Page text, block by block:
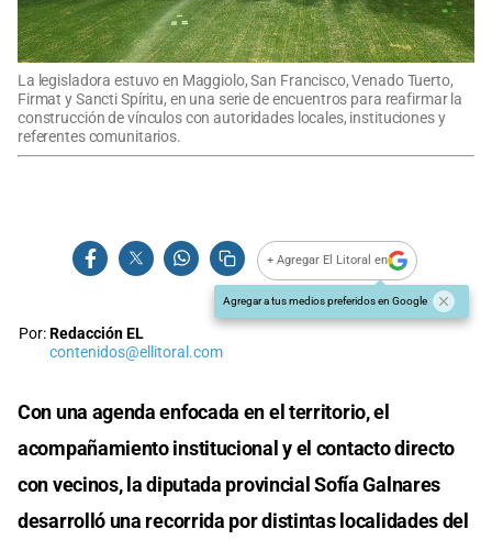
La legisladora estuvo en Maggiolo, San Francisco, Venado Tuerto,
Firmat y Sancti Spíritu, en una serie de encuentros para reafirmar la
construcción de vínculos con autoridades locales, instituciones y
referentes comunitarios.
+ Agregar El Litoral en
Agregar a tus medios preferidos en Google
Por:Redacción EL
contenidos@ellitoral.com
Con una agenda enfocada en el territorio, el
acompañamiento institucional y el contacto directo
con vecinos, la diputada provincial Sofía Galnares
desarrolló una recorrida por distintas localidades del